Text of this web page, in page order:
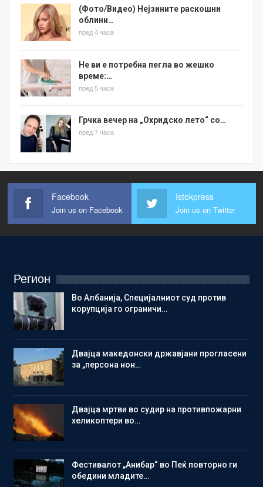
(Фото/Видео) Нејзините раскошни
облини…
пред 4 часа
Не ви е потребна пегла во жешко
време:…
пред 5 часа
Грчка вечер на „Охридско лето“ со…
пред 7 часа
Facebook
Join us on Facebook
Istokpress
Join us on Twitter
Регион
Во Албанија, Специјалниот суд против
корупција го ограничи…
Двајца македонски државјани прогласени
за „персона нон…
Двајца мртви во судир на противпожарни
хеликоптери во…
Фестивалот „Анибар“ во Пеќ повторно ги
обедини младите…